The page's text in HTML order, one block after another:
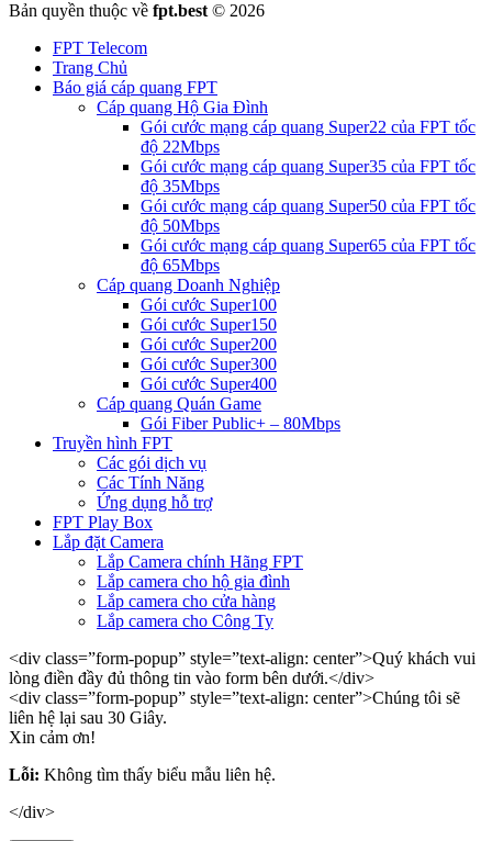
Bản quyền thuộc về fpt.best © 2026
FPT Telecom
Trang Chủ
Báo giá cáp quang FPT
Cáp quang Hộ Gia Đình
Gói cước mạng cáp quang Super22 của FPT tốc
độ 22Mbps
Gói cước mạng cáp quang Super35 của FPT tốc
độ 35Mbps
Gói cước mạng cáp quang Super50 của FPT tốc
độ 50Mbps
Gói cước mạng cáp quang Super65 của FPT tốc
độ 65Mbps
Cáp quang Doanh Nghiệp
Gói cước Super100
Gói cước Super150
Gói cước Super200
Gói cước Super300
Gói cước Super400
Cáp quang Quán Game
Gói Fiber Public+ – 80Mbps
Truyền hình FPT
Các gói dịch vụ
Các Tính Năng
Ứng dụng hỗ trợ
FPT Play Box
Lắp đặt Camera
Lắp Camera chính Hãng FPT
Lắp camera cho hộ gia đình
Lắp camera cho cửa hàng
Lắp camera cho Công Ty
<div class=”form-popup” style=”text-align: center”>Quý khách vui
lòng điền đầy đủ thông tin vào form bên dưới.</div>
<div class=”form-popup” style=”text-align: center”>Chúng tôi sẽ
liên hệ lại sau 30 Giây.
Xin cảm ơn!
Lỗi: Không tìm thấy biểu mẫu liên hệ.
</div>